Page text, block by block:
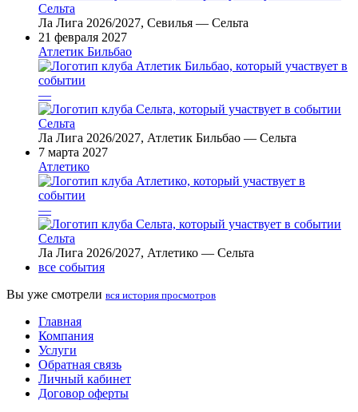
Сельта
Ла Лига 2026/2027, Севилья — Сельта
21 февраля 2027
Атлетик Бильбао
—
Сельта
Ла Лига 2026/2027, Атлетик Бильбао — Сельта
7 марта 2027
Атлетико
—
Сельта
Ла Лига 2026/2027, Атлетико — Сельта
все события
Вы уже смотрели вся история просмотров
Главная
Компания
Услуги
Обратная связь
Личный кабинет
Договор оферты